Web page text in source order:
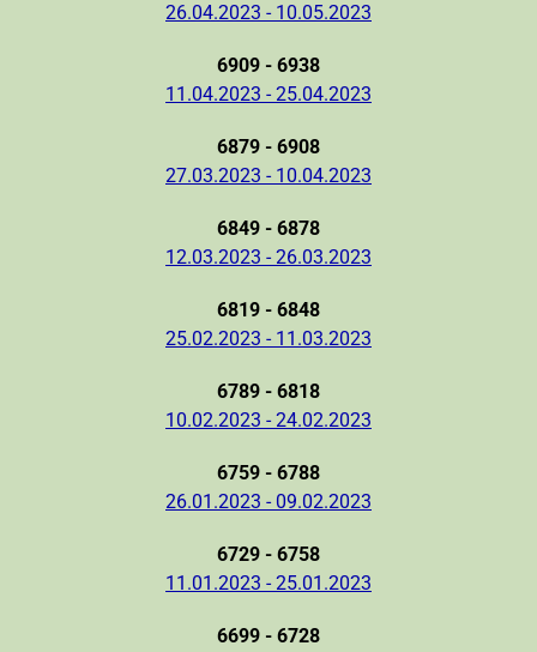
26.04.2023 - 10.05.2023
6909 - 6938
11.04.2023 - 25.04.2023
6879 - 6908
27.03.2023 - 10.04.2023
6849 - 6878
12.03.2023 - 26.03.2023
6819 - 6848
25.02.2023 - 11.03.2023
6789 - 6818
10.02.2023 - 24.02.2023
6759 - 6788
26.01.2023 - 09.02.2023
6729 - 6758
11.01.2023 - 25.01.2023
6699 - 6728